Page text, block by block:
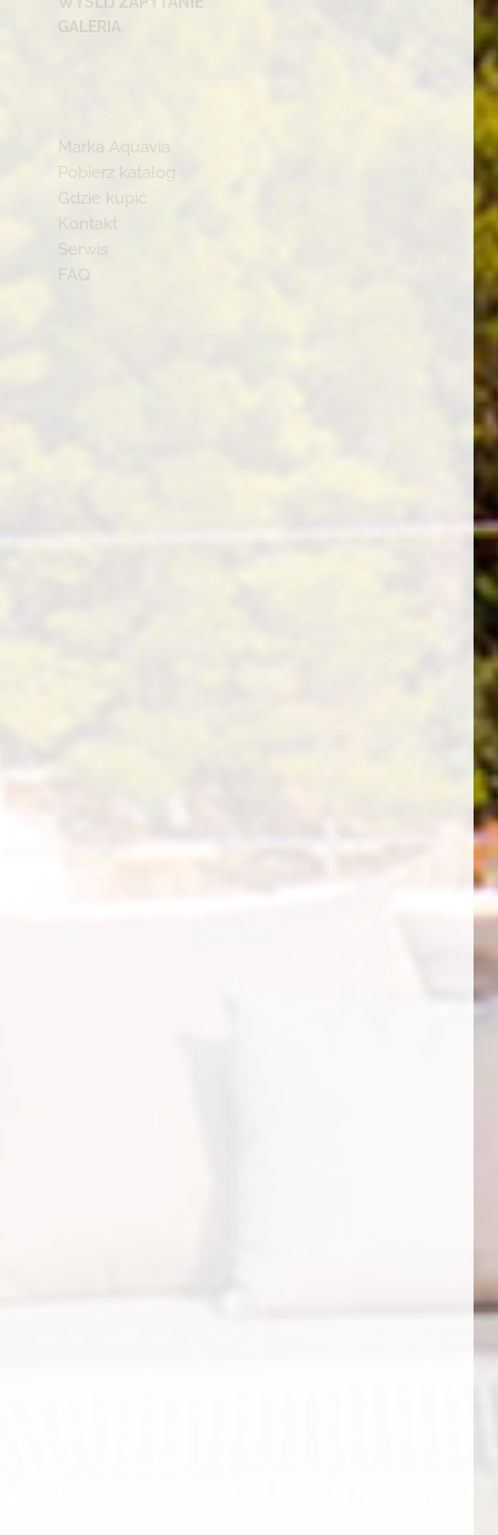
GALERIA
Marka Aquavia
Pobierz katalog
Gdzie kupić
Kontakt
Serwis
FAQ